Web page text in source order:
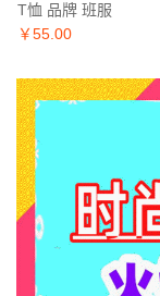
T恤 品牌 班服
￥55.00